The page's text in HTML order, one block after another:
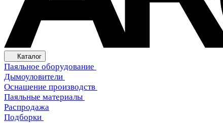
Каталог
Паяльное оборудование
Дымоуловители
Оснащение производств
Паяльные материалы
Распродажа
Подборки